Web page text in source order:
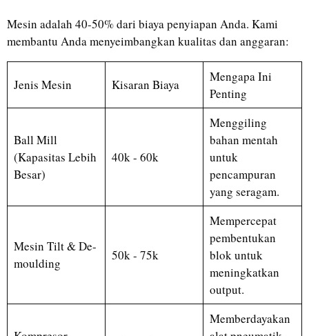
Mesin adalah 40-50% dari biaya penyiapan Anda. Kami
membantu Anda menyeimbangkan kualitas dan anggaran:
Jenis Mesin Kisaran Biaya
Mengapa Ini
Penting
Ball Mill
(Kapasitas Lebih
Besar)
40k - 60k
Menggiling
bahan mentah
untuk
pencampuran
yang seragam.
Mesin Tilt & De-
moulding
50k - 75k
Mempercepat
pembentukan
blok untuk
meningkatkan
output.
Memberdayakan